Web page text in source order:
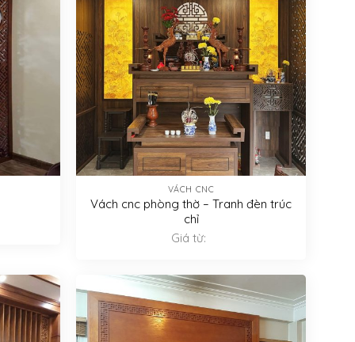
VÁCH CNC
Vách cnc phòng thờ – Tranh đèn trúc
chỉ
Giá từ: